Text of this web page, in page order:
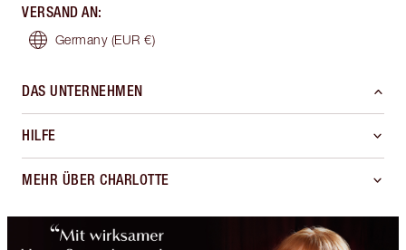
VERSAND AN:
Germany (EUR €)
DAS UNTERNEHMEN
HILFE
MEHR ÜBER CHARLOTTE